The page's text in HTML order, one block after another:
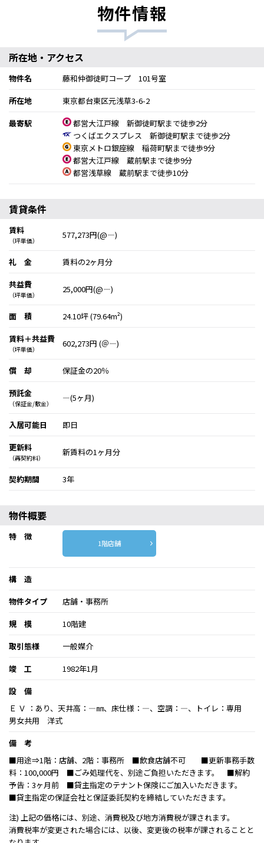
物件情報
所在地・アクセス
物件名
藤和仲御徒町コープ 101号室
所在地
東京都台東区元浅草3-6-2
最寄駅
都営大江戸線 新御徒町駅まで徒歩2分
つくばエクスプレス 新御徒町駅まで徒歩2分
東京メトロ銀座線 稲荷町駅まで徒歩9分
都営大江戸線 蔵前駅まで徒歩9分
都営浅草線 蔵前駅まで徒歩10分
賃貸条件
賃料
（坪単価）
577,273円(@―)
礼 金
賃料の2ヶ月分
共益費
（坪単価）
25,000円(@―)
面 積
24.10坪 (79.64m²)
賃料＋共益費
（坪単価）
602,273円 (＠―)
償 却
保証金の20％
預託金
（保証金/敷金）
―(5ヶ月)
入居可能日
即日
更新料
（再契約料）
新賃料の1ヶ月分
契約期間 3年
物件概要
特 徴
1階店舗
構 造
物件タイプ
店舗・事務所
規 模
10階建
取引態様
一般媒介
竣 工
1982年1月
設 備
Ｅ Ｖ ：あり、天井高：―㎜、床仕様：―、空調：―、トイレ：専用
男女共用 洋式
備 考
■用途⇒1階：店舗、2階：事務所 ■飲食店舗不可 ■更新事務手数
料：100,000円 ■ごみ処理代を、別途ご負担いただきます。 ■解約
予告：3ヶ月前 ■貸主指定のテナント保険にご加入いただきます。
■貸主指定の保証会社と保証委託契約を締結していただきます。
注) 上記の価格には、別途、消費税及び地方消費税が課されます。
消費税率が変更された場合には、以後、変更後の税率が課されることと